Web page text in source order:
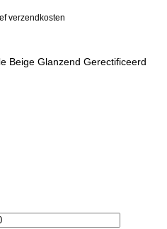
verzendkosten
Beige Glanzend Gerectificeerd